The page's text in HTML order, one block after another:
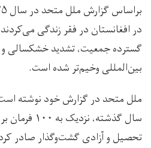
در افغانستان در فقر زندگی
گسترده جمعیت، تشدید
بین‌المللی وخیم‌تر شده است.
ملل متحد در گزارش خود نوشته
سال گذشته،
تحصیل و آزادی گشت‌وگذار صادر